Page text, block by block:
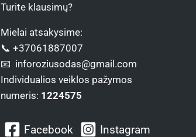
Turite klausimų?
Mielai atsakysime:
📞 +37061887007
📧 inforoziusodas@gmail.com
Individualios veiklos pažymos
numeris: 1224575
Facebook Instagram